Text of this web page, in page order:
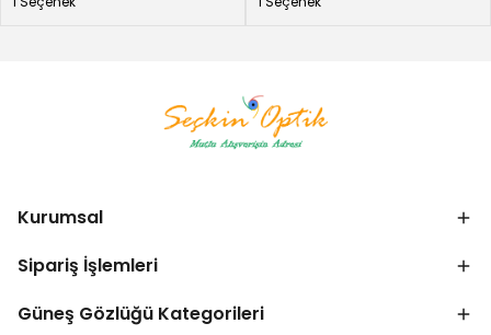
Kurumsal
Sipariş İşlemleri
Güneş Gözlüğü Kategorileri